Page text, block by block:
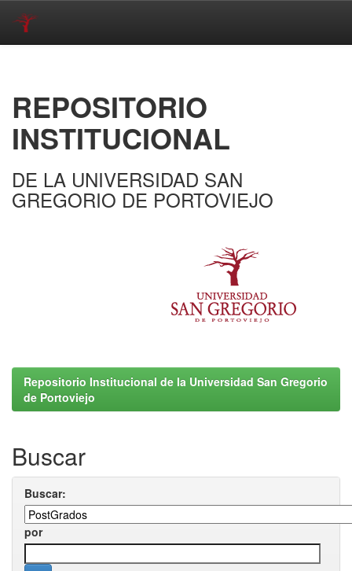
REPOSITORIO
INSTITUCIONAL
DE LA UNIVERSIDAD SAN
GREGORIO DE PORTOVIEJO
Repositorio Institucional de la Universidad San Gregorio
de Portoviejo
Buscar
Buscar:
por